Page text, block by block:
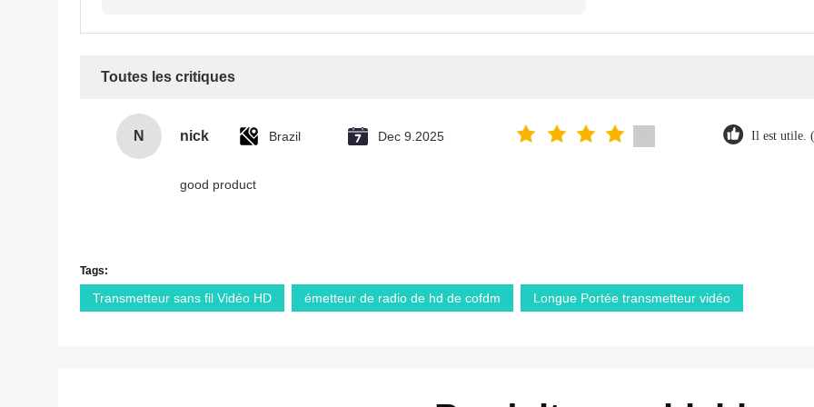
Toutes les critiques
N nick Brazil Dec 9.2025 Il est utile.
good product
Tags:
Transmetteur sans fil Vidéo HD émetteur de radio de hd de cofdm Longue Portée transmetteur vidéo